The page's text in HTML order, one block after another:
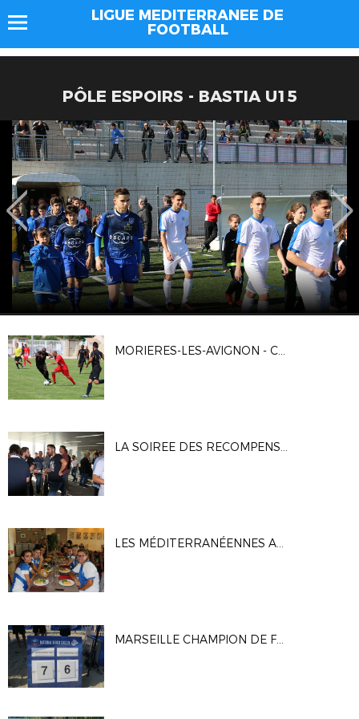
LIGUE MEDITERRANEE DE
FOOTBALL
PÔLE ESPOIRS - BASTIA U15
MORIERES-LES-AVIGNON - CAVAILLON (0-6, 1ER TOUR COUPE DE FRANCE)
LA SOIREE DES RECOMPENSES 2017
LES MÉDITERRANÉENNES AU CANET
MARSEILLE CHAMPION DE FRANCE 2017